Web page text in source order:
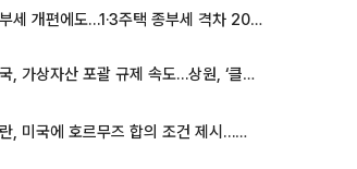
종부세 개편에도…1·3주택 종부세 격차 2028년부터 확대
미국, 가상자산 포괄 규제 속도…상원, ‘클래리티법’ 9월 절차투표 추진
이란, 미국에 호르무즈 합의 조건 제시…美 “경기 아직 안 끝나” [종합]